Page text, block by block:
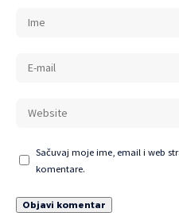
Sačuvaj moje ime, email i web
komentare.